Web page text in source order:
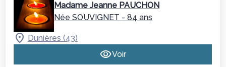
Madame Jeanne PAUCHON
Née SOUVIGNET - 84 ans
Dunières (43)
Voir